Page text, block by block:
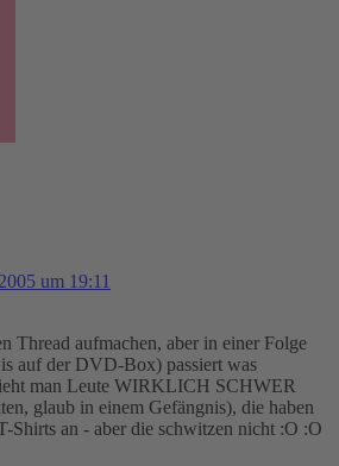
um 19:11
Thread aufmachen, aber in einer Folge
auf der DVD-Box) passiert was
man Leute WIRKLICH SCHWER
glaub in einem Gefängnis), die haben
Shirts an - aber die schwitzen nicht :O :O